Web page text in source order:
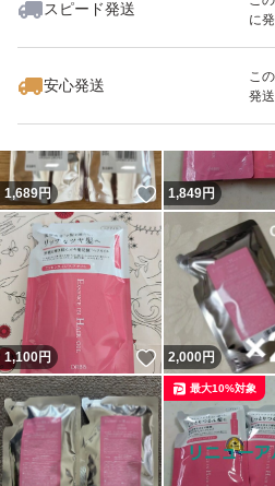
スピード発送
に
安心発送
こ
発
1,689円 いいね！
1,849円
1,100円 いいね！
2,000円
最大10%対象